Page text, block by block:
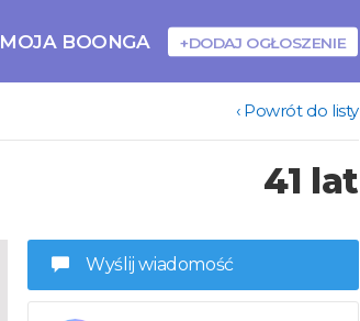
MOJA BOONGA +DODAJ OGŁOSZENIE
‹ Powrót do listy
41 lat
Wyślij wiadomość